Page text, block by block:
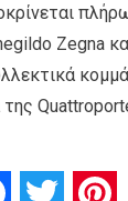
Zegna
FacebookTwitter